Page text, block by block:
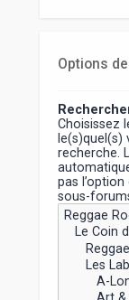
Options
Choisissez
recherche.
pas
sous-